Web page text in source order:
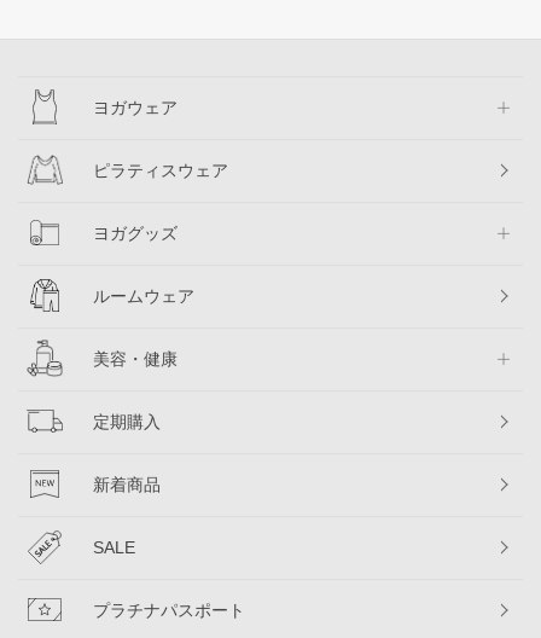
ヨガウェア
ピラティスウェア
ヨガグッズ
ルームウェア
美容・健康
定期購入
新着商品
SALE
プラチナパスポート